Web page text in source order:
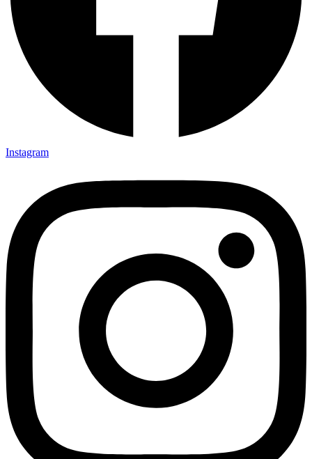
Instagram